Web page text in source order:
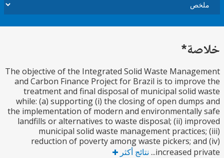
The objective of the Integrated Solid Waste
and Carbon Finance Project for Brazil is to
treatment and final disposal of municipal solid
while: (a) supporting (i) the closing of open
the implementation of modern and
landfills or alternatives to waste disposal; (ii)
municipal solid waste management
reduction of poverty among waste pickers;
increased نتائج أكثر